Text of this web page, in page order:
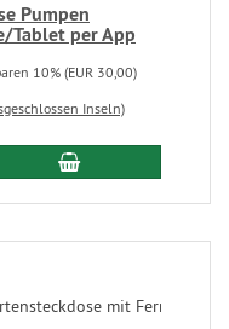
Pumpen
Tablet per App
10% (EUR 30,00)
Inseln)